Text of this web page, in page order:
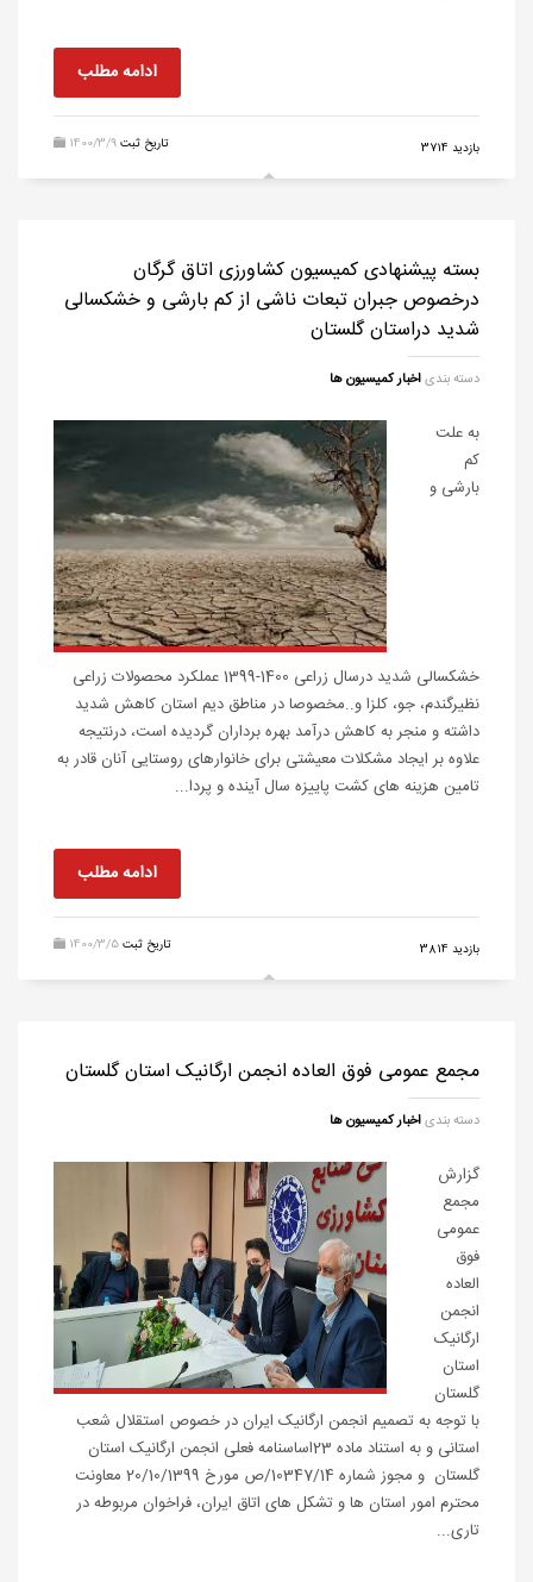
ادامه مطلب
1400/3/9تاریخ ثبت بازدید 3714
بسته پیشنهادی کمیسیون کشاورزی اتاق گرگان
درخصوص جبران تبعات ناشی از کم بارشی و خشکسالی
شدید دراستان گلستان
دسته بندیاخبار کمیسیون ها
به علت
کم
بارشی و
خشکسالی شدید درسال زراعی 1400-1399 عملکرد محصولات زراعی
نظیرگندم، جو، کلزا و..مخصوصا در مناطق دیم استان کاهش شدید
داشته و منجر به کاهش درآمد بهره برداران گردیده است، درنتیجه
علاوه بر ایجاد مشکلات معیشتی برای خانوارهای روستایی آنان قادر به
تامین هزینه های کشت پاییزه سال آینده و پردا...
ادامه مطلب
1400/3/5تاریخ ثبت بازدید 3814
مجمع عمومی فوق العاده انجمن ارگانیک استان گلستان
دسته بندیاخبار کمیسیون ها
گزارش
مجمع
عمومی
فوق
العاده
انجمن
ارگانیک
استان
گلستان
با توجه به تصمیم انجمن ارگانیک ایران در خصوص استقلال شعب
استانی و به استناد ماده 23اساسنامه فعلی انجمن ارگانیک استان
گلستان و مجوز شماره 10347/14/ص مورخ 20/10/1399 معاونت
محترم امور استان ها و تشکل های اتاق ایران، فراخوان مربوطه در
تاری...